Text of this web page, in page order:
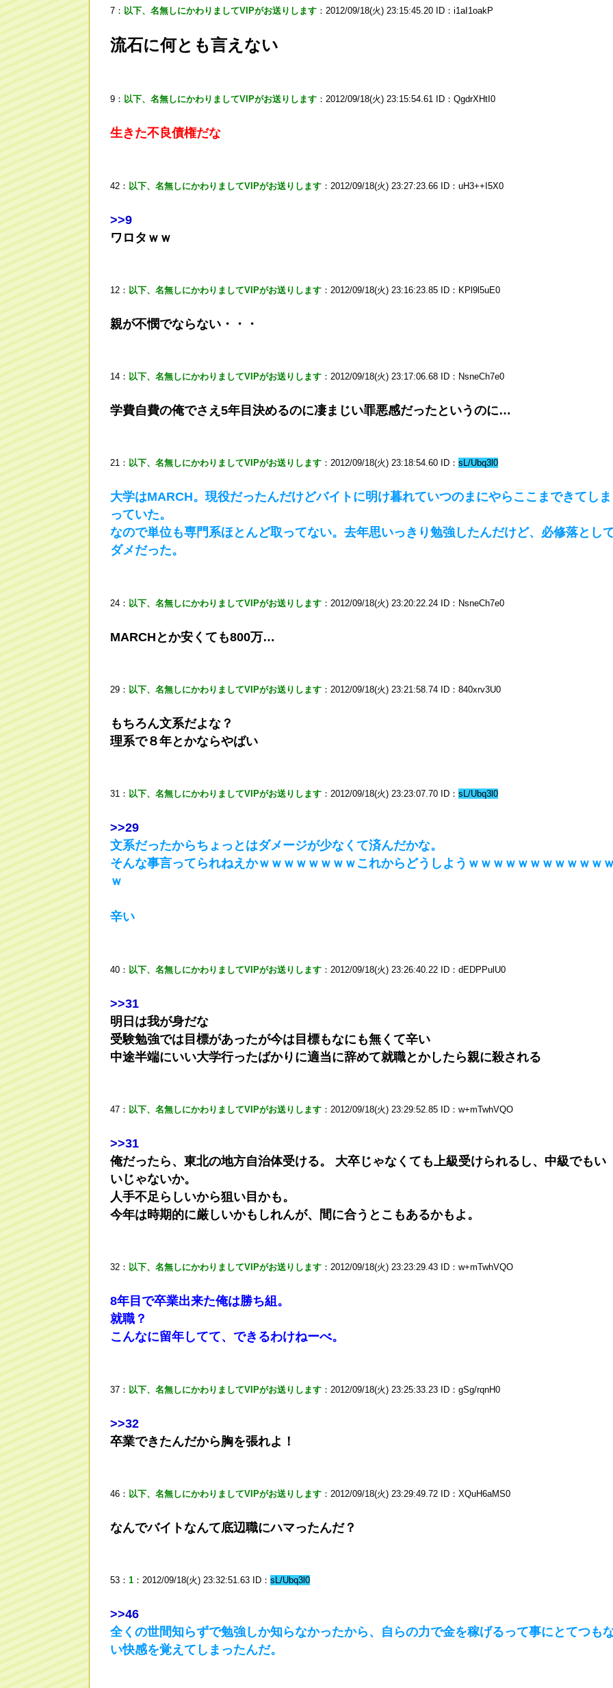
7： 以下、名無しにかわりましてVIPがお送りします ：2012/09/18(火) 23:15:45.20 ID：i1aI1oakP
流石に何とも言えない
9： 以下、名無しにかわりましてVIPがお送りします ：2012/09/18(火) 23:15:54.61 ID：QgdrXHtI0
生きた不良債権だな
42： 以下、名無しにかわりましてVIPがお送りします ：2012/09/18(火) 23:27:23.66 ID：uH3++I5X0
>>9
ワロタｗｗ
12： 以下、名無しにかわりましてVIPがお送りします ：2012/09/18(火) 23:16:23.85 ID：KPl9l5uE0
親が不憫でならない・・・
14： 以下、名無しにかわりましてVIPがお送りします ：2012/09/18(火) 23:17:06.68 ID：NsneCh7e0
学費自費の俺でさえ5年目決めるのに凄まじい罪悪感だったというのに…
21： 以下、名無しにかわりましてVIPがお送りします ：2012/09/18(火) 23:18:54.60 ID： sL/Ubq3l0
大学はMARCH。現役だったんだけどバイトに明け暮れていつのまにやらここまできてしま
っていた。
なので単位も専門系ほとんど取ってない。去年思いっきり勉強したんだけど、必修落とし
ダメだった。
24： 以下、名無しにかわりましてVIPがお送りします ：2012/09/18(火) 23:20:22.24 ID：NsneCh7e0
MARCHとか安くても800万…
29： 以下、名無しにかわりましてVIPがお送りします ：2012/09/18(火) 23:21:58.74 ID：840xrv3U0
もちろん文系だよな？
理系で８年とかならやばい
31： 以下、名無しにかわりましてVIPがお送りします ：2012/09/18(火) 23:23:07.70 ID： sL/Ubq3l0
>>29
文系だったからちょっとはダメージが少なくて済んだかな。
そんな事言ってられねえかｗｗｗｗｗｗｗｗこれからどうしようｗｗｗｗｗｗｗｗｗｗｗ
ｗ
辛い
40： 以下、名無しにかわりましてVIPがお送りします ：2012/09/18(火) 23:26:40.22 ID：dEDPPulU0
>>31
明日は我が身だな
受験勉強では目標があったが今は目標もなにも無くて辛い
中途半端にいい大学行ったばかりに適当に辞めて就職とかしたら親に殺される
47： 以下、名無しにかわりましてVIPがお送りします ：2012/09/18(火) 23:29:52.85 ID：w+mTwhVQO
>>31
俺だったら、東北の地方自治体受ける。 大卒じゃなくても上級受けられるし、中級でもい
いじゃないか。
人手不足らしいから狙い目かも。
今年は時期的に厳しいかもしれんが、間に合うとこもあるかもよ。
32： 以下、名無しにかわりましてVIPがお送りします ：2012/09/18(火) 23:23:29.43 ID：w+mTwhVQO
8年目で卒業出来た俺は勝ち組。
就職？
こんなに留年してて、できるわけねーべ。
37： 以下、名無しにかわりましてVIPがお送りします ：2012/09/18(火) 23:25:33.23 ID：gSg/rqnH0
>>32
卒業できたんだから胸を張れよ！
46： 以下、名無しにかわりましてVIPがお送りします ：2012/09/18(火) 23:29:49.72 ID：XQuH6aMS0
なんでバイトなんて底辺職にハマったんだ？
53： 1 ：2012/09/18(火) 23:32:51.63 ID： sL/Ubq3l0
>>46
全くの世間知らずで勉強しか知らなかったから、自らの力で金を稼げるって事にとてつも
い快感を覚えてしまったんだ。